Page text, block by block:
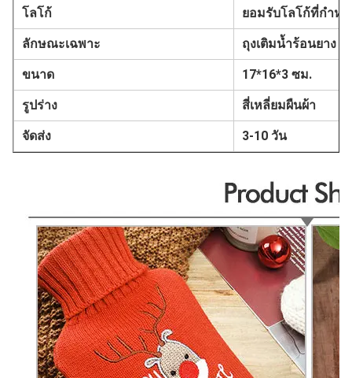
โลโก้ ยอมรับโลโก้ที่กำหน
ลักษณะเฉพาะ ถุงเติมน้ำร้อนยาง
ขนาด 17*16*3 ซม.
รูปร่าง สี่เหลี่ยมผืนผ้า
จัดส่ง 3-10 วัน